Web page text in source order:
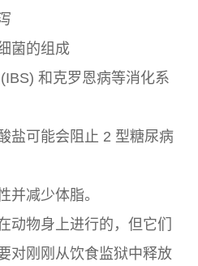
菌的组成
和克罗恩病等消化系
盐可能会阻止 2 型糖尿病
并减少体脂。
动物身上进行的，但它们
对刚刚从饮食监狱中释放